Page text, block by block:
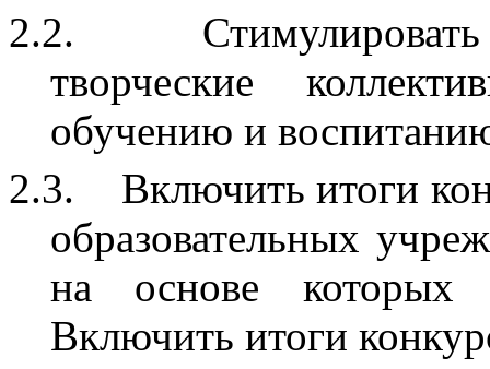
2.2.
творческие
обучению и
2.3.
Включить итоги
образовательных
на основе которых
Включить итоги